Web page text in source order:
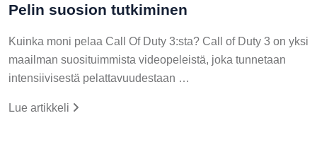
Pelin suosion tutkiminen
Kuinka moni pelaa Call Of Duty 3:sta? Call of Duty 3 on yksi
maailman suosituimmista videopeleistä, joka tunnetaan
intensiivisestä pelattavuudestaan …
Lue artikkeli